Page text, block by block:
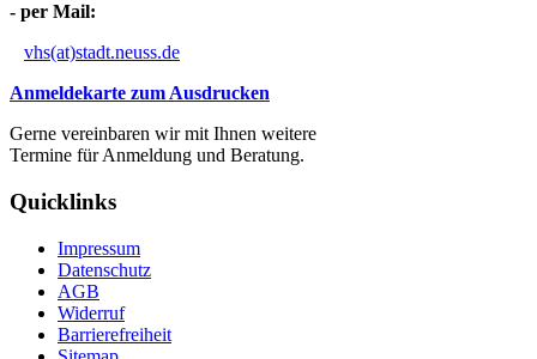
- per Mail:
vhs(at)stadt.neuss.de
Anmeldekarte zum Ausdrucken
Gerne vereinbaren wir mit Ihnen weitere
Termine für Anmeldung und Beratung.
Quicklinks
Impressum
Datenschutz
AGB
Widerruf
Barrierefreiheit